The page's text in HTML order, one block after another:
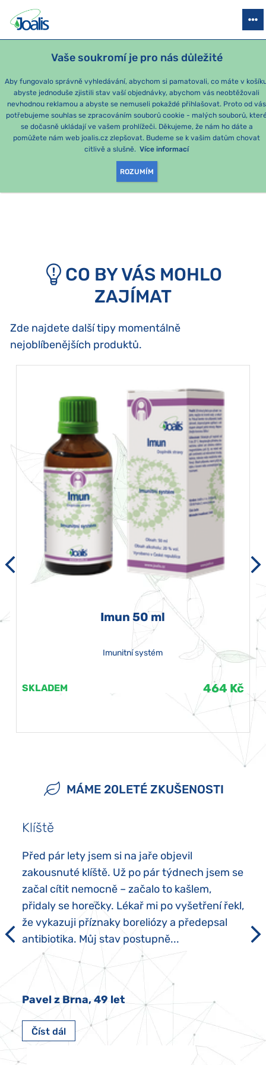
Vaše soukromí je pro nás důležité
Aby fungovalo správně vyhledávání, abychom si pamatovali, co máte v
abyste jednoduše zjistili stav vaší objednávky, abychom vás neobtěžovali
nevhodnou reklamou a abyste se nemuseli pokaždé přihlašovat. Proto od vás
potřebujeme souhlas se zpracováním souborů cookie - malých souborů,
se dočasně ukládají ve vašem prohlížeči. Děkujeme, že nám ho dáte a
pomůžete nám web joalis.cz zlepšovat. Budeme se k vašim datům chovat
citlivě a slušně. Více informací
ROZUMÍM
PRODUKTY PODLE OBTÍŽÍ SEZÓNNÍ BALÍČKY PRO DĚTI
OMLOUVÁME SE, ALE
TATO STRÁNKA
NEEXISTUJE.
CO BY VÁS MOHLO
ZAJÍMAT
Zde najdete další tipy momentálně
nejoblíbenějších produktů.
Imun 50 ml
Imunitní systém
SKLADEM 464 Kč
MÁME 20LETÉ ZKUŠENOSTI
Klíště
Před pár lety jsem si na jaře objevil
zakousnuté klíště. Už po pár týdnech jsem se
začal cítit nemocně – začalo to kašlem,
přidaly se horečky. Lékař mi po vyšetření řekl,
že vykazuji příznaky boreliózy a předepsal
antibiotika. Můj stav postupně...
Pavel z Brna, 49 let
Číst dál